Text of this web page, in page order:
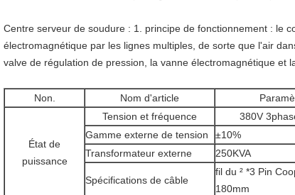
Centre serveur de soudure : 1. principe de fonctionnement : le
électromagnétique par les lignes multiples, de sorte que l'air
valve de régulation de pression, la vanne électromagnétique et
Non. Nom d'article
État de
puissance
Tension et fréquence
380V
Gamme externe de tension
±10%
Transformateur externe
250KVA
Spécifications de câble
fil du ² *3 Pin
180mm